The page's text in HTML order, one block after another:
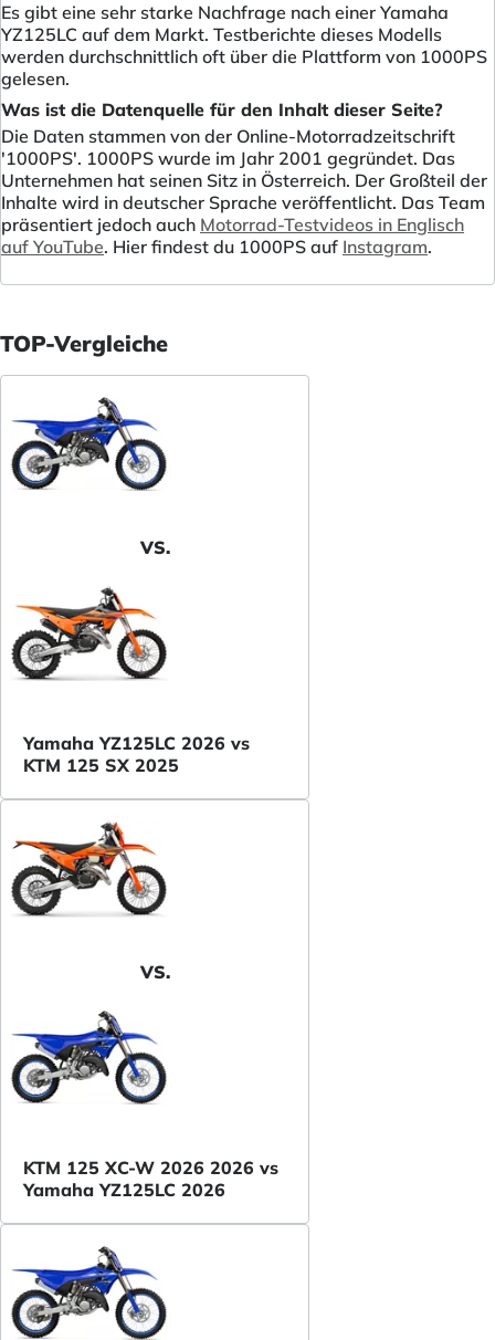
Es gibt eine sehr starke Nachfrage nach einer Yamaha
YZ125LC auf dem Markt. Testberichte dieses Modells
werden durchschnittlich oft über die Plattform von 1000PS
gelesen.
Was ist die Datenquelle für den Inhalt dieser Seite?
Die Daten stammen von der Online-Motorradzeitschrift
'1000PS'. 1000PS wurde im Jahr 2001 gegründet. Das
Unternehmen hat seinen Sitz in Österreich. Der Großteil der
Inhalte wird in deutscher Sprache veröffentlicht. Das Team
präsentiert jedoch auch Motorrad-Testvideos in Englisch
auf YouTube. Hier findest du 1000PS auf Instagram.
TOP-Vergleiche
VS.
Yamaha YZ125LC 2026 vs
KTM 125 SX 2025
VS.
KTM 125 XC-W 2026 2026 vs
Yamaha YZ125LC 2026